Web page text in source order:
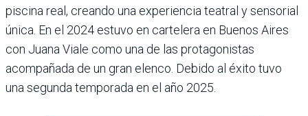
piscina real, creando una experiencia teatral y sensorial
única. En el 2024 estuvo en cartelera en Buenos Aires
con Juana Viale como una de las protagonistas
acompañada de un gran elenco. Debido al éxito tuvo
una segunda temporada en el año 2025.